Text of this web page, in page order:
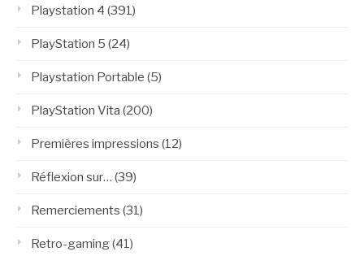
Playstation 4 (391)
PlayStation 5 (24)
Playstation Portable (5)
PlayStation Vita (200)
Premières impressions (12)
Réflexion sur… (39)
Remerciements (31)
Retro-gaming(41)